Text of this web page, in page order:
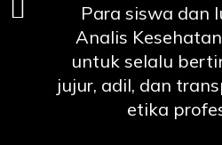
Para siswa dan
Analis
untuk selalu
jujur, adil, dan
etika